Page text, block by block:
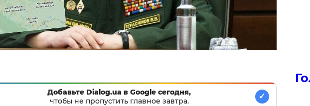
Добавьте Dialog.ua в Google сегодня,
чтобы не пропустить главное завтра.
✓